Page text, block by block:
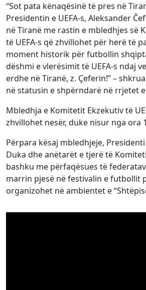
“Sot pata kënaqësinë të pres në
Presidentin e UEFA-s, Aleksander
në Tiranë me rastin e mbledhjes së
të UEFA-s që zhvillohet për herë të
moment historik për futbollin
dëshmi e vlerësimit të UEFA-s ndaj
erdhe në Tiranë, z. Çeferin!” –
në statusin e shpërndarë në rrjetet
Mbledhja e Komitetit Ekzekutiv të
zhvillohet nesër, duke nisur nga ora
Përpara kësaj mbledhjeje,
Duka dhe anëtarët e tjerë të
bashku me përfaqësues të
marrin pjesë në festivalin e futbollit
organizohet në ambientet e